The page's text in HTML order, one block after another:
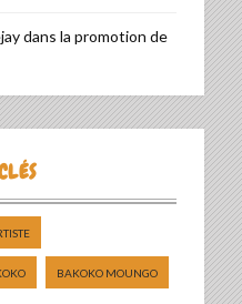
dans la promotion de
BAKOKO MOUNGO